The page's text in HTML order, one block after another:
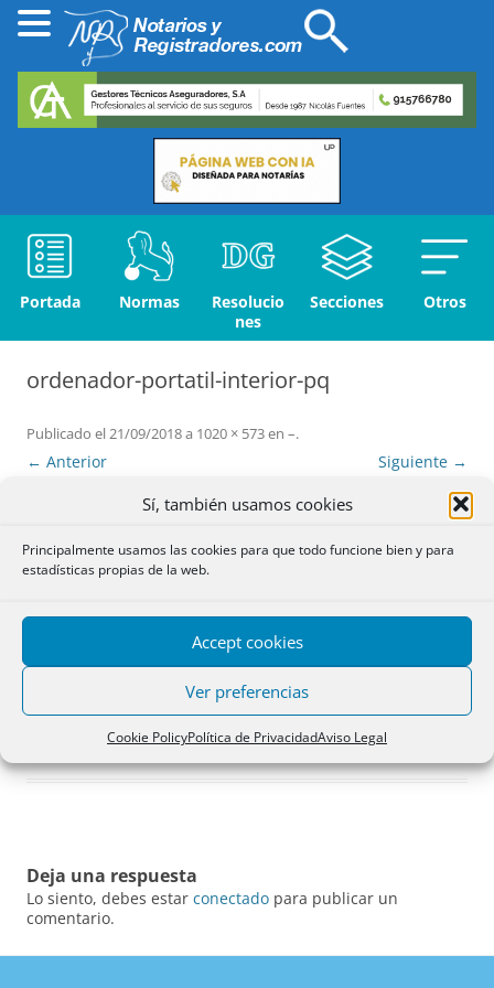
Sí, también usamos cookies
Principalmente usamos las cookies para que todo funcione bien y para
estadísticas propias de la web.
Accept cookies
Ver preferencias
Cookie PolicyPolítica de PrivacidadAviso Legal
Portada Normas
Resolucio
nes
Secciones Otros
ordenador-portatil-interior-pq
Publicado el21/09/2018a 1020 × 573en –.
← Anterior Siguiente →
Deja una respuesta
Lo siento, debes estar conectado para publicar un
comentario.